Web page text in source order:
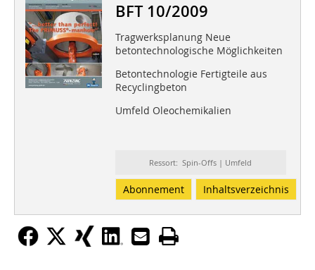
BFT 10/2009
Tragwerksplanung Neue
betontechnologische Möglichkeiten
Betontechnologie Fertigteile aus
Recyclingbeton
Umfeld Oleochemikalien
Ressort: Spin-Offs | Umfeld
Abonnement Inhaltsverzeichnis